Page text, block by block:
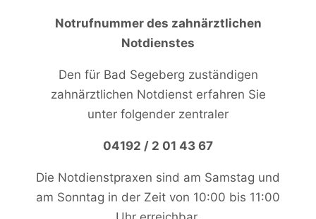
Notrufnummer des zahnärztlichen
Notdienstes
Den für Bad Segeberg zuständigen
zahnärztlichen Notdienst erfahren Sie
unter folgender zentraler
04192 / 2 01 43 67
Die Notdienstpraxen sind am Samstag und
am Sonntag in der Zeit von 10:00 bis 11:00